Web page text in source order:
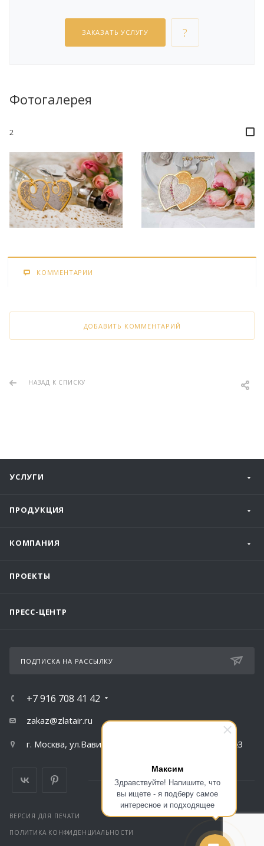
Максим
Здравствуйте! Напишите, что
вы ищете - я подберу самое
интересное и подходящее
ЗАКАЗАТЬ УСЛУГУ
Фотогалерея
2
КОММЕНТАРИИ
ДОБАВИТЬ КОММЕНТАРИЙ
НАЗАД К СПИСКУ
УСЛУГИ
ПРОДУКЦИЯ
КОМПАНИЯ
ПРОЕКТЫ
ПРЕСС-ЦЕНТР
ПОДПИСКА НА РАССЫЛКУ
+7 916 708 41 42
zakaz@zlatair.ru
г. Москва, ул.Вавилова, д.79, корпус 1, подъезд №3
ВЕРСИЯ ДЛЯ ПЕЧАТИ
ПОЛИТИКА КОНФИДЕНЦИАЛЬНОСТИ